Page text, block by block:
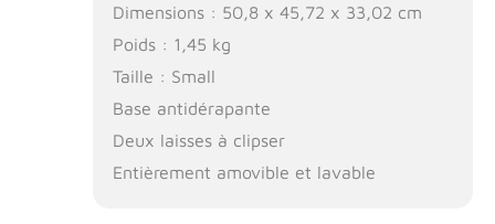
rapidement. Il
expérience de
Dimensions : 50,8 x 45,72 x 33,02 cm
Poids : 1,45 kg
Taille : Small
Base antidérapante
Deux laisses à clipser
Entièrement amovible et lavable